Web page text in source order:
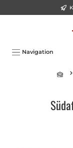
Navigation